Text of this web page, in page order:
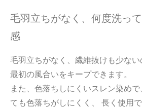
毛羽立ちがなく、何度洗っ
感
毛羽立ちがなく、繊維抜けも少な
最初の風合いをキープできます。
また、色落ちしにくいスレン染め
ても色落ちがしにくく、 長く使用